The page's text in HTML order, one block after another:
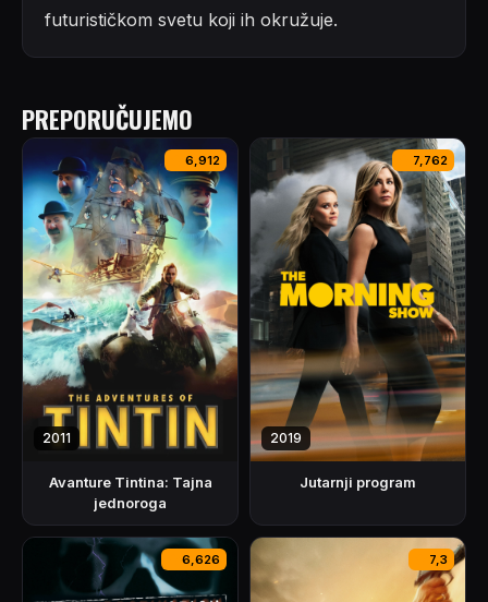
futurističkom svetu koji ih okružuje.
PREPORUČUJEMO
6,912
2011
Avanture Tintina: Tajna
jednoroga
7,762
2019
Jutarnji program
6,626 7,3